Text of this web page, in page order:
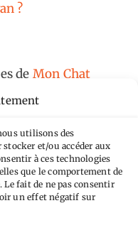
utilisons des
et/ou accéder aux
à ces technologies
que le comportement de
fait de ne pas consentir
un effet négatif sur
?
de Mon Chat
selon les
Commerciale -
.
mcalp.fr.